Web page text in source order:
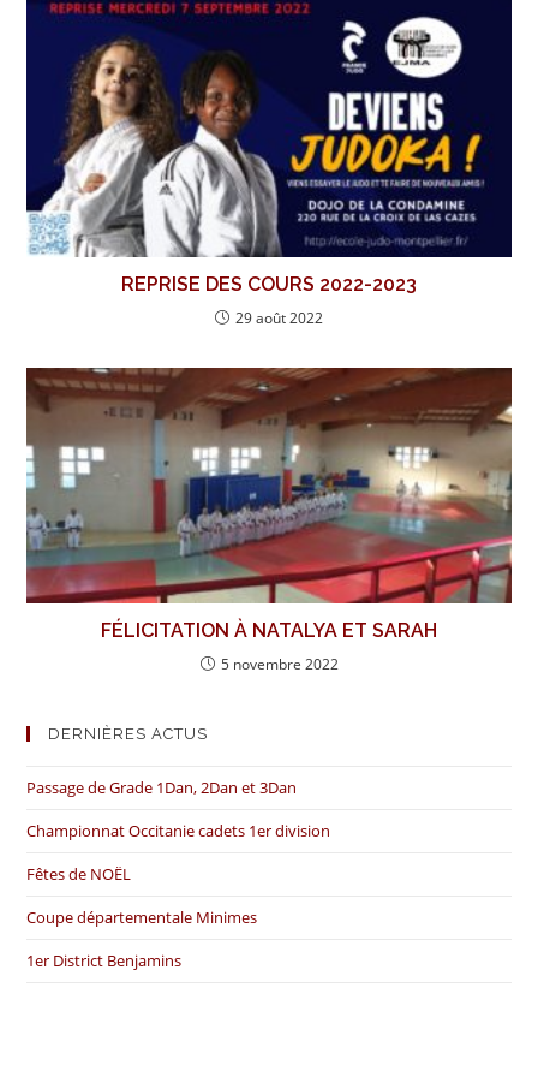
REPRISE DES COURS 2022-2023
29 août 2022
FÉLICITATION À NATALYA ET SARAH
5 novembre 2022
DERNIÈRES ACTUS
Passage de Grade 1Dan, 2Dan et 3Dan
Championnat Occitanie cadets 1er division
Fêtes de NOËL
Coupe départementale Minimes
1er District Benjamins